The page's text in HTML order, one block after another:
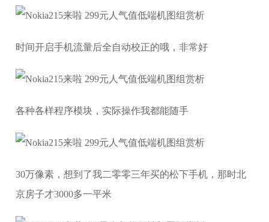
时间开启手机流量后全自动校正的哦，非常好
各种各样程序模块，实际操作我都能随手
30万像素，想到了我二零零三年买的松下手机，那时北
京房子才3000多一平米